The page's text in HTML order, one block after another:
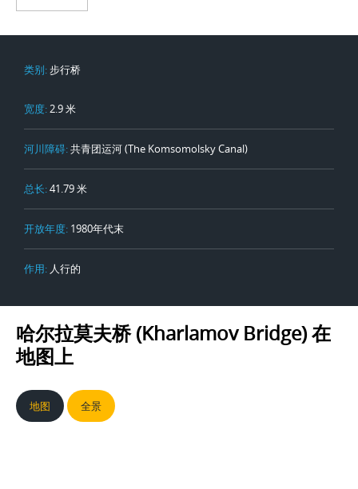
类别:步行桥
宽度:2.9 米
河川障碍:共青团运河 (The Komsomolsky Canal)
总长:41.79 米
开放年度: 1980年代末
作用: 人行的
哈尔拉莫夫桥 (Kharlamov Bridge)在
地图上
地图 全景